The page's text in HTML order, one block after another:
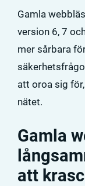
Gamla
version 6, 7
mer sårbara
att oroa sig
nätet.
Gamla
att